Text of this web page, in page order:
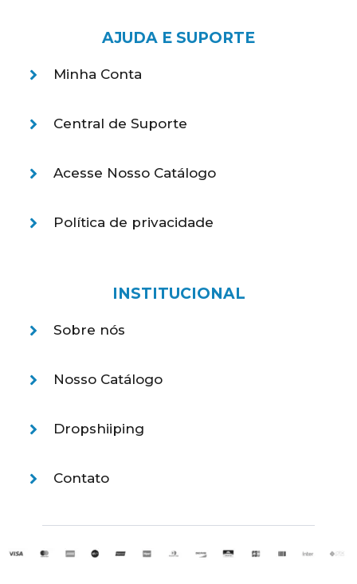
AJUDA E SUPORTE
Minha Conta
Central de Suporte
Acesse Nosso Catálogo
Política de privacidade
INSTITUCIONAL
Sobre nós
Nosso Catálogo
Dropshiiping
Contato